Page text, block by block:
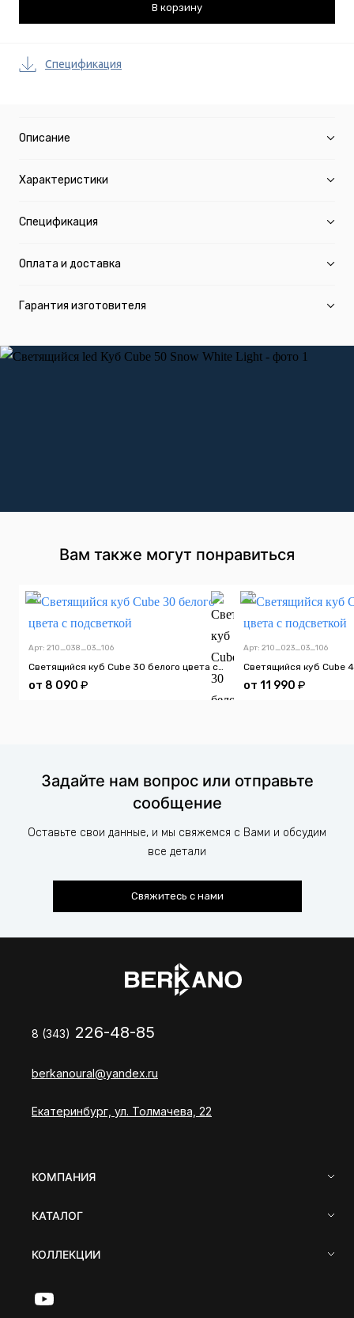
В корзину
Спецификация
Описание
Характеристики
Спецификация
Оплата и доставка
Гарантия изготовителя
Вам также могут понравиться
Арт: 210_038_03_106
Светящийся куб Cube 30 белого цвета с подсветкой
от 8 090 ₽
Арт: 210_023_03_106
от 11 990 ₽
Задайте нам вопрос или отправьте
сообщение
Оставьте свои данные, и мы свяжемся с Вами и обсудим
все детали
Свяжитесь с нами
8 (343) 226-48-85
berkanoural@yandex.ru
Екатеринбург, ул. Толмачева, 22
КОМПАНИЯ
КАТАЛОГ
КОЛЛЕКЦИИ